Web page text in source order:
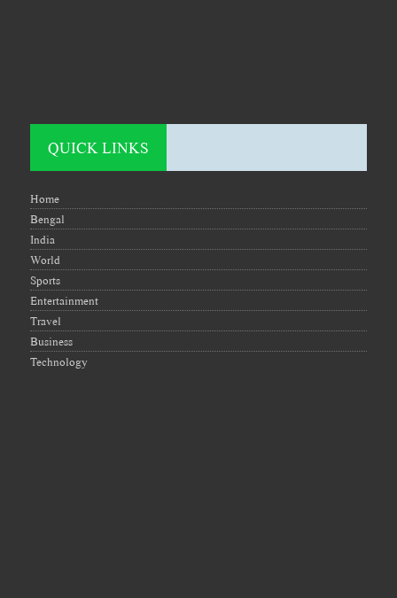
QUICK LINKS
Home
Bengal
India
World
Sports
Entertainment
Travel
Business
Technology